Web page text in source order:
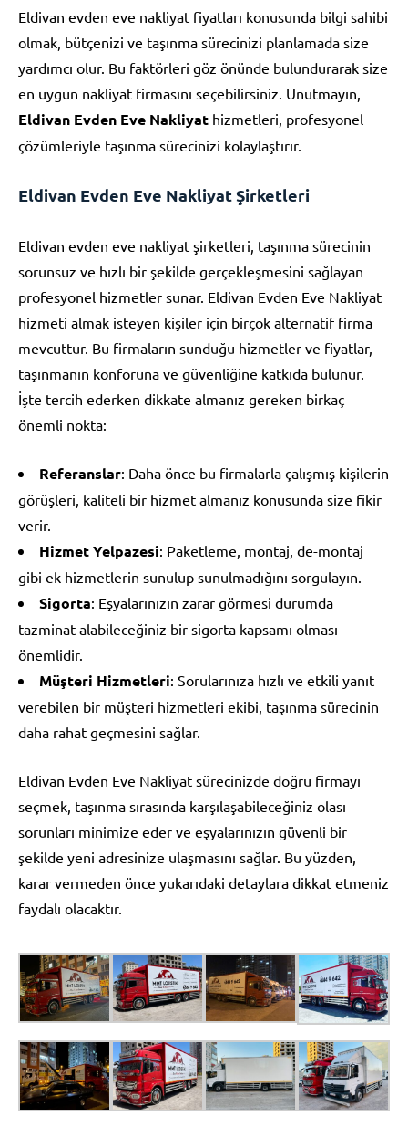
Eldivan evden eve nakliyat fiyatları konusunda bilgi sahibi
olmak, bütçenizi ve taşınma sürecinizi planlamada size
yardımcı olur. Bu faktörleri göz önünde bulundurarak size
en uygun nakliyat firmasını seçebilirsiniz. Unutmayın,
Eldivan Evden Eve Nakliyat hizmetleri, profesyonel
çözümleriyle taşınma sürecinizi kolaylaştırır.
Eldivan Evden Eve Nakliyat Şirketleri
Eldivan evden eve nakliyat şirketleri, taşınma sürecinin
sorunsuz ve hızlı bir şekilde gerçekleşmesini sağlayan
profesyonel hizmetler sunar. Eldivan Evden Eve Nakliyat
hizmeti almak isteyen kişiler için birçok alternatif firma
mevcuttur. Bu firmaların sunduğu hizmetler ve fiyatlar,
taşınmanın konforuna ve güvenliğine katkıda bulunur.
İşte tercih ederken dikkate almanız gereken birkaç
önemli nokta:
Referanslar: Daha önce bu firmalarla çalışmış kişilerin
görüşleri, kaliteli bir hizmet almanız konusunda size fikir
verir.
Hizmet Yelpazesi: Paketleme, montaj, de-montaj
gibi ek hizmetlerin sunulup sunulmadığını sorgulayın.
Sigorta: Eşyalarınızın zarar görmesi durumda
tazminat alabileceğiniz bir sigorta kapsamı olması
önemlidir.
Müşteri Hizmetleri: Sorularınıza hızlı ve etkili yanıt
verebilen bir müşteri hizmetleri ekibi, taşınma sürecinin
daha rahat geçmesini sağlar.
Eldivan Evden Eve Nakliyat sürecinizde doğru firmayı
seçmek, taşınma sırasında karşılaşabileceğiniz olası
sorunları minimize eder ve eşyalarınızın güvenli bir
şekilde yeni adresinize ulaşmasını sağlar. Bu yüzden,
karar vermeden önce yukarıdaki detaylara dikkat etmeniz
faydalı olacaktır.